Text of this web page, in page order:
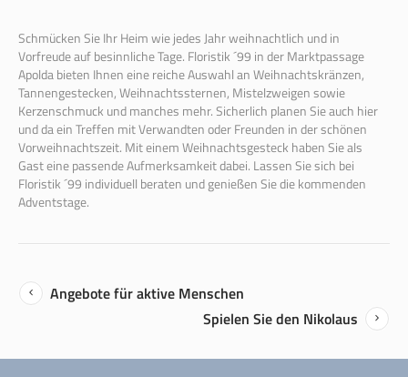
Schmücken Sie Ihr Heim wie jedes Jahr weihnachtlich und in
Vorfreude auf besinnliche Tage. Floristik ´99 in der Marktpassage
Apolda bieten Ihnen eine reiche Auswahl an Weihnachtskränzen,
Tannengestecken, Weihnachtssternen, Mistelzweigen sowie
Kerzenschmuck und manches mehr. Sicherlich planen Sie auch hier
und da ein Treffen mit Verwandten oder Freunden in der schönen
Vorweihnachtszeit. Mit einem Weihnachtsgesteck haben Sie als
Gast eine passende Aufmerksamkeit dabei. Lassen Sie sich bei
Floristik ´99 individuell beraten und genießen Sie die kommenden
Adventstage.
Angebote für aktive Menschen
Spielen Sie den Nikolaus